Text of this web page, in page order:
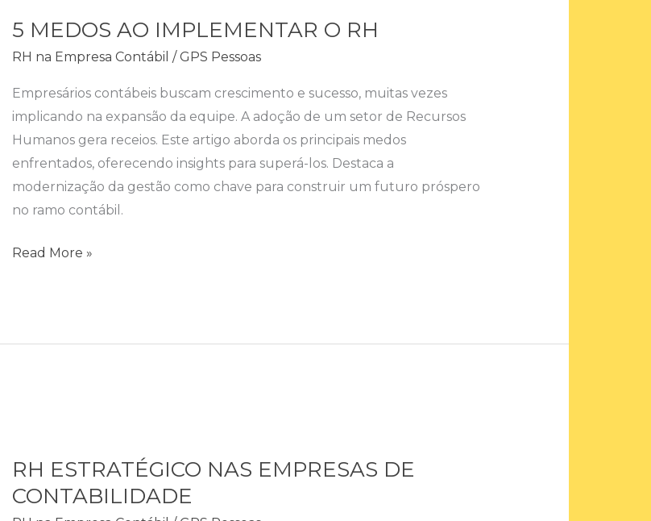
5 MEDOS AO IMPLEMENTAR O RH
RH na Empresa Contábil /GPS Pessoas
Empresários contábeis buscam crescimento e sucesso, muitas vezes
implicando na expansão da equipe. A adoção de um setor de Recursos
Humanos gera receios. Este artigo aborda os principais medos
enfrentados, oferecendo insights para superá-los. Destaca a
modernização da gestão como chave para construir um futuro próspero
no ramo contábil.
AO
IMPLEMENTAR
RH
Read More »
RH ESTRATÉGICO NAS EMPRESAS DE
CONTABILIDADE
NAS
EMPRESAS